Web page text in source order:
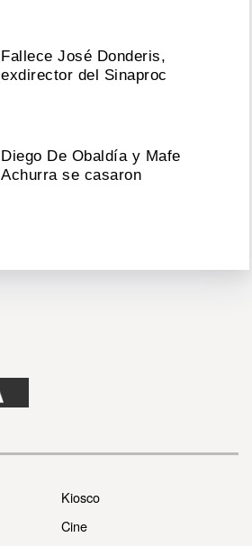
Fallece José Donderis,
exdirector del Sinaproc
Diego De Obaldía y Mafe
Achurra se casaron
Kiosco
Cine